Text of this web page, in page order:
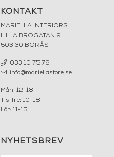
KONTAKT
MARIELLA INTERIORS
LILLA BROGATAN 9
503 30 BORÅS
033 10 75 76
info@mariellastore.se
Mån: 12-18
Tis-fre: 10-18
Lör: 11-15
NYHETSBREV